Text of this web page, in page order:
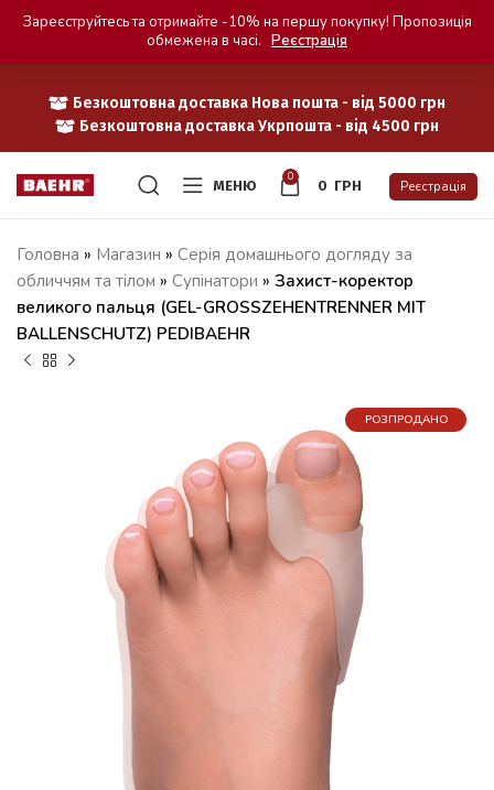
Безкоштовна доставка Нова пошта - від 5000 грн
Безкоштовна доставка Укрпошта - від 4500 грн
МЕНЮ
0
0 ГРН Реєстрація
Головна » Магазин » Серія домашнього догляду за
обличчям та тілом » Супінатори » Захист-коректор
великого пальця (GEL-GROSSZEHENTRENNER MIT
BALLENSCHUTZ) PEDIBAEHR
РОЗПРОДАНО
Зареєструйтесь та отримайте -10% на першу покупку! Пропозиція
обмежена в часі. Реєстрація